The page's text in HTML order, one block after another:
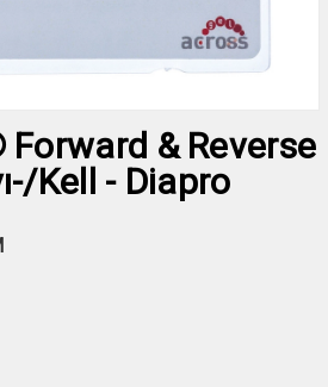
& Reverse
Kell - Diapro